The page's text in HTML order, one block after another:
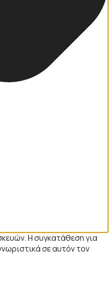
Η συγκατάθεση για
σε αυτόν τον